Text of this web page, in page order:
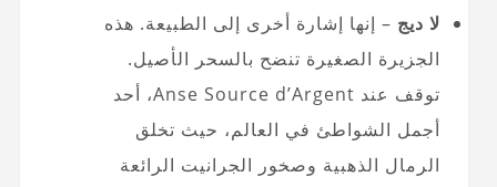
لا ديج – إنها إشارة أخرى إلى الطبيعة. هذه
الجزيرة الصغيرة تنضح بالسحر الأصيل.
توقف عند Anse Source d’Argent، أحد
أجمل الشواطئ في العالم، حيث تخلق
الرمال الذهبية وصخور الجرانيت الرائعة